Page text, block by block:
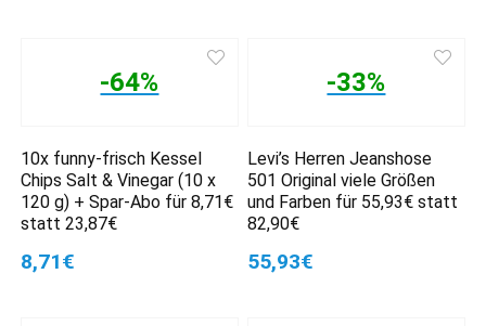
-64%
10x funny-frisch Kessel
Chips Salt & Vinegar (10 x
120 g) + Spar-Abo für 8,71€
statt 23,87€
8,71€
-33%
Levi’s Herren Jeanshose
501 Original viele Größen
und Farben für 55,93€ statt
82,90€
55,93€